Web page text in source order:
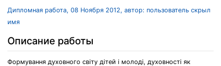
Дипломная работа, 08 Ноября 2012, автор: пользователь скрыл
имя
Описание работы
Формування духовного світу дітей і молоді, духовності як